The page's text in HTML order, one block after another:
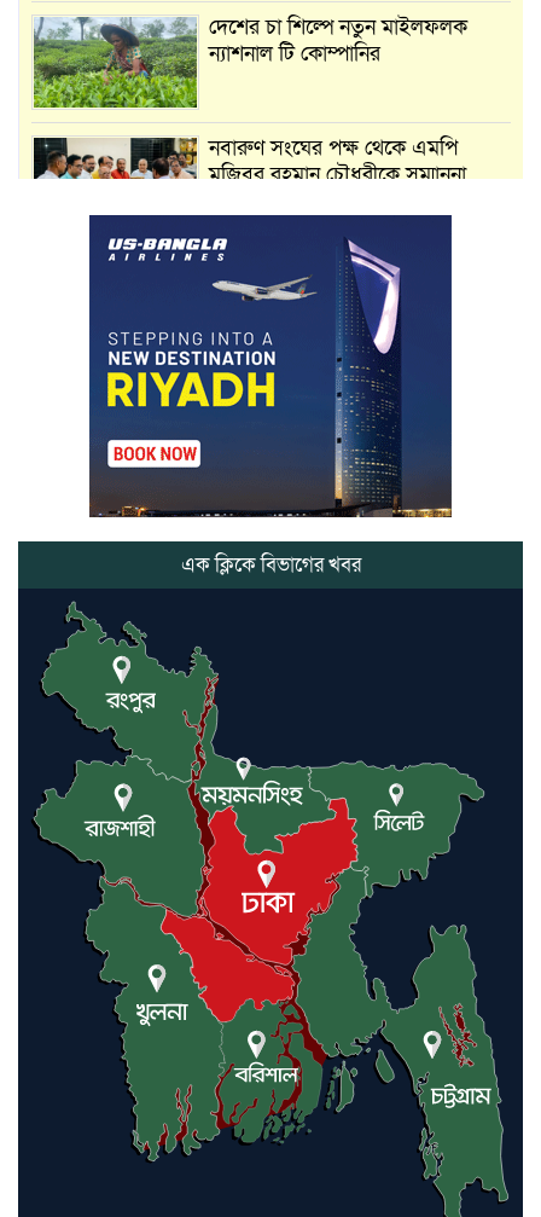
দেশের চা শিল্পে নতুন মাইলফলক
ন্যাশনাল টি কোম্পানির
নবারুণ সংঘের পক্ষ থেকে এমপি
মুজিবুর রহমান চৌধুরীকে সম্মাননা
মার্শাল আর্ট ক্লাব কাপে ‘জুসা মার্শাল
আর্ট’ এর সাফল্য, শ্রীমঙ্গলের আয়াত ও
আইরাহ ঝুলিতে ৪ পদক
লাউয়াছড়া জাতীয় উদ্যানের সিএমসি
হিসাবরক্ষক আবজালুল হকের
মৃত্যুতে,এলাকায় শোকের ছায়া
ভোলাগঞ্জ স্থলবন্দরে এলসি আটকে
হয়রানির অভিযোগ, বিএনপির সাবেক
সভাপতির
গলিত মরদেহ উদ্ধার
লন্ডনে আদমপুর ইউনাইটেড কলেজ
বাস্তবায়ন নিয়ে আলোচনা সভা
আন্তর্জাতিক মানবাধিকার সম্মেলনে
বিশেষ সম্মাননা পেলেন ফারুক খাঁন,
শ্রীমঙ্গলে সংবর্ধনা
এক ক্লিকে বিভাগের খবর